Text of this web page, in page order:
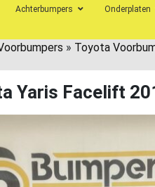
Achterbumpers Onderplaten
» Toyota
Yaris Facelift